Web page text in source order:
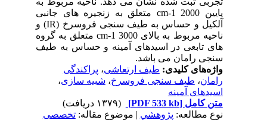
پایین cm-1 2000 متعلق به زنجیره های جانبی
آلکیل و حساس به طیف سنجی فروسرخ (IR) و
ناحیه مربوط به بالای cm-1 3000 متعلق به گروه
های تابعی در اسیدهای آمینه و حساس به طیف
سنجی رامان می باشد.
واژه‌های کلیدی:طیف ارتعاشی،پراکندگی
رامان،طیف سنجی فروسرخ ،شبیه سازی،
اسیدهای آمینه
متن کامل[PDF 533 kb]
نوع مطالعه:پژوهشي| موضوع مقاله:تخصصی